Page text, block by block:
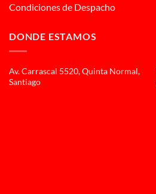
Condiciones de Despacho
DONDE ESTAMOS
Av. Carrascal 5520, Quinta Normal,
Santiago